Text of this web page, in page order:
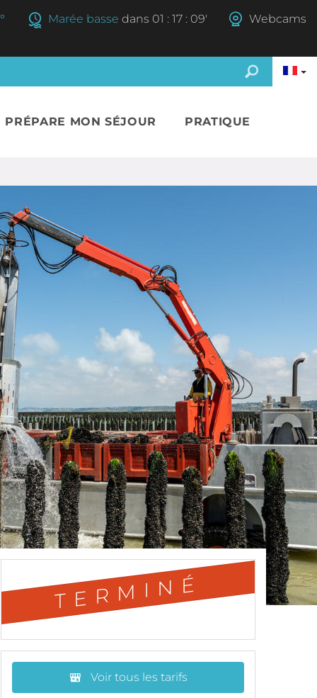
° Marée basse dans 01 : 17 : 08' Webcams
PRÉPARE MON SÉJOUR PRATIQUE
TERMINÉ
Voir tous les tarifs